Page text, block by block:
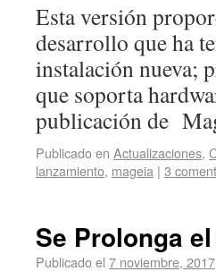
Esta versión
desarrollo que ha
instalación nueva;
que soporta
publicación de
Publicado en Actualizaciones,
lanzamiento, mageia | 3
Se Prolonga
Publicado el 7 noviembre, 2017